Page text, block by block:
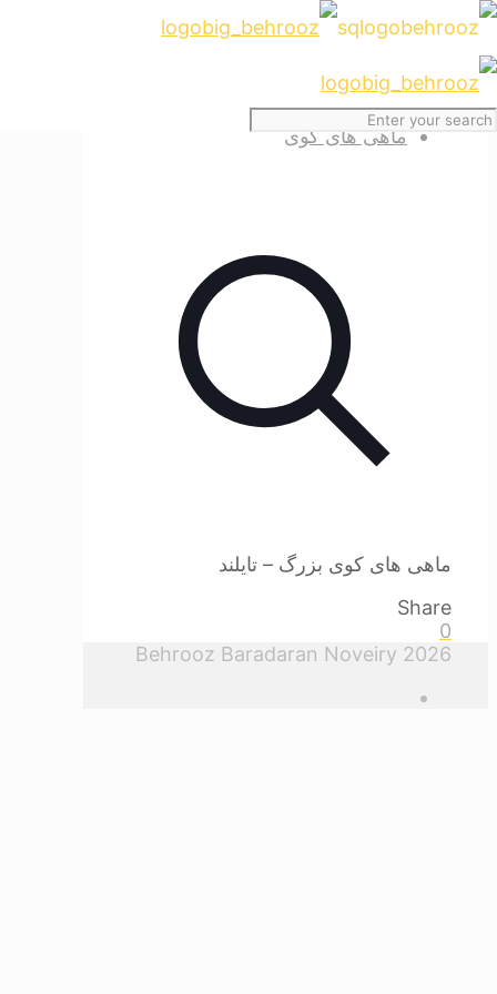
نخست
ماهی های کوی
ماهی های کوی بزرگ – تایلند
Share
0
Behrooz Baradaran Noveiry 2026